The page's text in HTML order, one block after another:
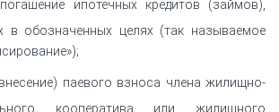
ипотечных кредитов (займов),
в обозначенных целях (так называемое
паевого взноса члена жилищно-
кооператива или жилищного